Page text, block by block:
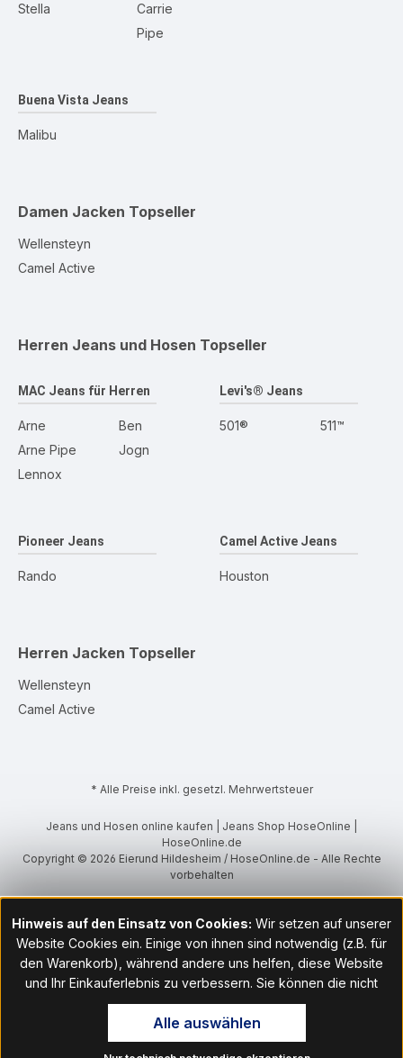
Stella
Carrie
Pipe
Buena Vista Jeans
Malibu
Damen Jacken Topseller
Wellensteyn
Camel Active
Herren Jeans und Hosen Topseller
MAC Jeans für Herren
Arne
Arne Pipe
Lennox
Ben
Jogn
Levi's® Jeans
501® 511™
Pioneer Jeans
Rando
Camel Active Jeans
Houston
Herren Jacken Topseller
Wellensteyn
Camel Active
* Alle Preise inkl. gesetzl. Mehrwertsteuer
Jeans und Hosen online kaufen | Jeans Shop HoseOnline |
HoseOnline.de
Copyright © 2026 Eierund Hildesheim / HoseOnline.de - Alle Rechte
vorbehalten
Hinweis auf den Einsatz von Cookies: Wir setzen auf unserer
Website Cookies ein. Einige von ihnen sind notwendig (z.B. für
den Warenkorb), während andere uns helfen, diese Website
und Ihr Einkauferlebnis zu verbessern. Sie können die nicht
notwendigen Cookies mit Klick auf „OK“ akzeptieren oder per
Klick auf "Nur technisch notwendige akzeptieren" ablehnen. Den
Zugang zu den Cookie-Einstellungen finden Sie im Fußbereich
Alle auswählen